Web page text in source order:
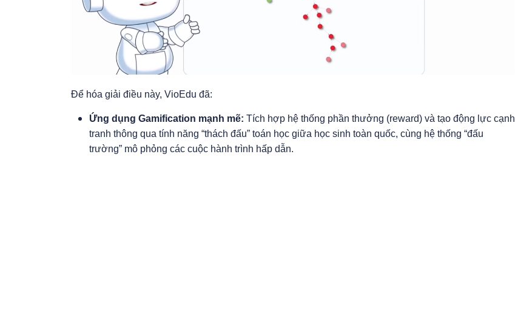
Để hóa giải điều này, VioEdu đã:
Ứng dụng Gamification mạnh mẽ: Tích hợp hệ thống phần thưởng (reward) và tạo động lực cạnh
tranh thông qua tính năng “thách đấu” toán học giữa học sinh toàn quốc, cùng hệ thống “đấu
trường” mô phỏng các cuộc hành trình hấp dẫn.